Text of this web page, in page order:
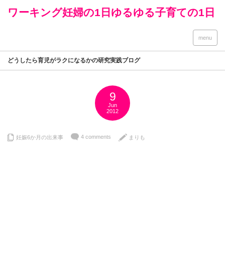
ワーキング妊婦の1日ゆるゆる子育ての1日
menu
どうしたら育児がラクになるかの研究実践ブログ
9
Jun
2012
妊娠6か月の出来事 4 comments まりも